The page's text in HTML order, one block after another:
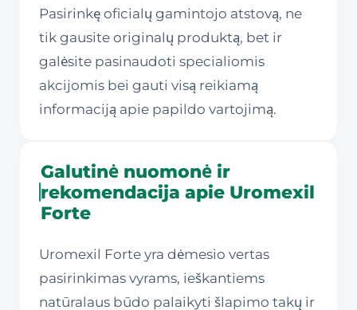
Pasirinkę oficialų gamintojo atstovą, ne
tik gausite originalų produktą, bet ir
galėsite pasinaudoti specialiomis
akcijomis bei gauti visą reikiamą
informaciją apie papildo vartojimą.
Galutinė nuomonė ir
rekomendacija apie Uromexil
Forte
Uromexil Forte yra dėmesio vertas
pasirinkimas vyrams, ieškantiems
natūralaus būdo palaikyti šlapimo takų ir